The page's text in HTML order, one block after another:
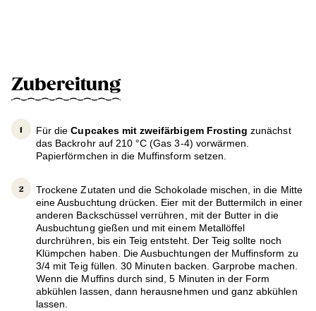
Zubereitung
Für dieCupcakes mit zweifärbigem Frosting zunächst
das Backrohr auf 210 °C (Gas 3-4) vorwärmen.
Papierförmchen in die Muffinsform setzen.
Trockene Zutaten und die Schokolade mischen, in die Mitte
eine Ausbuchtung drücken. Eier mit der Buttermilch in einer
anderen Backschüssel verrühren, mit der Butter in die
Ausbuchtung gießen und mit einem Metallöffel
durchrühren, bis ein Teig entsteht. Der Teig sollte noch
Klümpchen haben. Die Ausbuchtungen der Muffinsform zu
3/4 mit Teig füllen. 30 Minuten backen. Garprobe machen.
Wenn die Muffins durch sind, 5 Minuten in der Form
abkühlen lassen, dann herausnehmen und ganz abkühlen
lassen.